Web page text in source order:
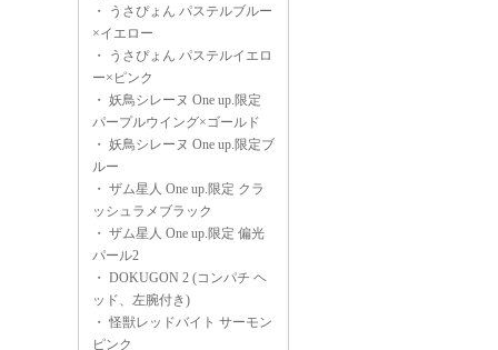
・
うさぴょん パステルブルー
×イエロー
・
うさぴょん パステルイエロ
ー×ピンク
・ 妖鳥シレーヌ One up.限定
パープルウイング×ゴールド
・ 妖鳥シレーヌ One up.限定ブ
ルー
・ ザム星人 One up.限定 クラ
ッシュラメブラック
・ ザム星人 One up.限定 偏光
パール2
・ DOKUGON 2 (コンパチ ヘ
ッド、左腕付き)
・怪獣レッドバイト サーモン
ピンク